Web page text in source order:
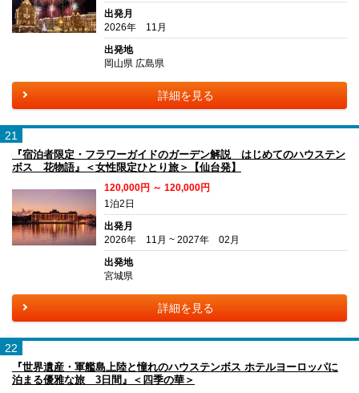
出発月
2026年 11月
出発地
岡山県 広島県
詳細を見る
21
『宿泊者限定・フラワーガイドのガーデン解説 はじめてのハウステン
ボス 花物語』＜女性限定ひとり旅＞【仙台発】
120,000円 ～ 120,000円
1泊2日
出発月
2026年 11月 ~ 2027年 02月
出発地
宮城県
詳細を見る
22
『世界遺産・軍艦島上陸と憧れのハウステンボス ホテルヨーロッパに
泊まる優雅な旅 3日間』＜四季の華＞